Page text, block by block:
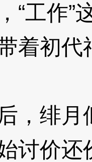
作”
着初
绯月
讨价还